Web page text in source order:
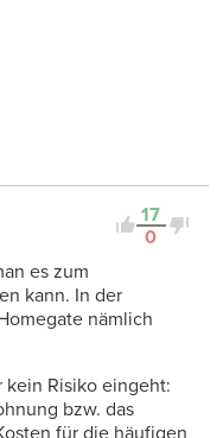
17
0
es zum
kann. In der
nämlich
kein Risiko eingeht:
bzw. das
für die häufigen